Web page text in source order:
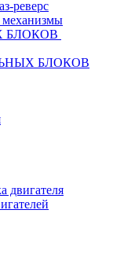
реверс
механизмы
БЛОКОВ
БЛОКОВ
двигателя